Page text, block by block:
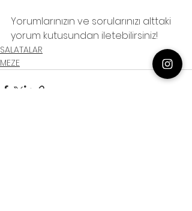
Yorumlarınızın ve sorularınızı alttaki
yorum kutusundan iletebilirsiniz!
SALATALAR
MEZE